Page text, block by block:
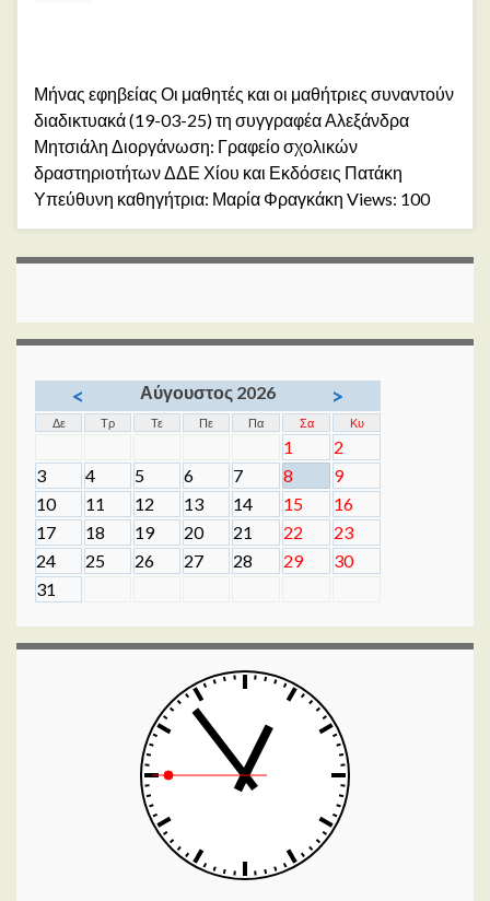
Μήνας εφηβείας Οι μαθητές και οι μαθήτριες συναντούν
διαδικτυακά (19-03-25) τη συγγραφέα Αλεξάνδρα
Μητσιάλη Διοργάνωση: Γραφείο σχολικών
δραστηριοτήτων ΔΔΕ Χίου και Εκδόσεις Πατάκη
Υπεύθυνη καθηγήτρια: Μαρία Φραγκάκη Views: 100
< Αύγουστος 2026 >
Δε Τρ Τε Πε Πα Σα Κυ
1
2
3
4 5 6 7 8
9
10
11 12 13 14 15
16
17
18 19 20 21 22
23
24
25 26 27 28 29
30
31